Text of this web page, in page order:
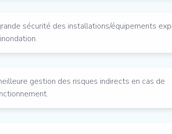
sécurité des installations/équipements
gestion des risques indirects en cas de